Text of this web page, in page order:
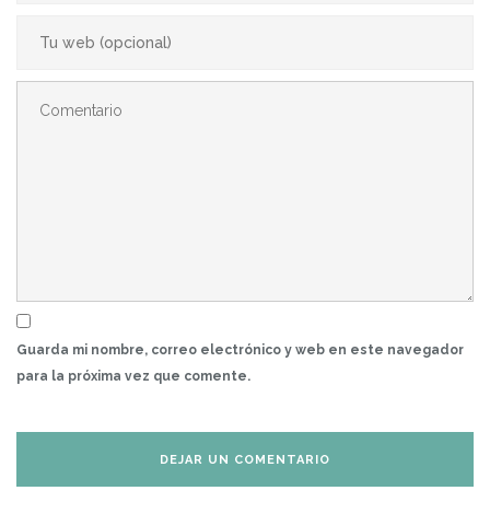
Guarda mi nombre, correo electrónico y web en este navegador
para la próxima vez que comente.